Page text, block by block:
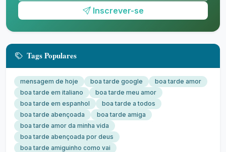
Inscrever-se
Tags Populares
mensagem de hoje boa tarde google
boa tarde amor
boa tarde em italiano
boa tarde meu amor
boa tarde em espanhol
boa tarde a todos
boa tarde abençoada
boa tarde amiga
boa tarde amor da minha vida
boa tarde abençoada por deus
boa tarde amiguinho como vai